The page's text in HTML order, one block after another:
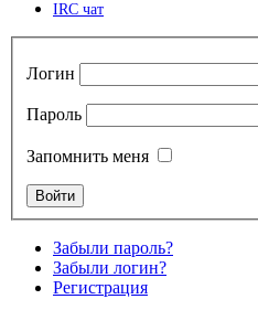
IRC чат
Логин
Пароль
Запомнить меня
Забыли пароль?
Забыли логин?
Регистрация